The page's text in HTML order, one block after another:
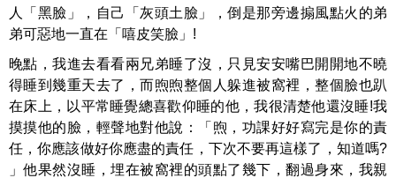
人「黑臉」，自己「灰頭土臉」，倒是那旁邊搧風點火的弟
弟可惡地一直在「嘻皮笑臉」!
晚點，我進去看看兩兄弟睡了沒，只見安安嘴巴開開地不曉
得睡到幾重天去了，而煦煦整個人躲進被窩裡，整個臉也趴
在床上，以平常睡覺總喜歡仰睡的他，我很清楚他還沒睡!我
摸摸他的臉，輕聲地對他說：「煦，功課好好寫完是你的責
任，你應該做好你應盡的責任，下次不要再這樣了，知道嗎?
」他果然沒睡，埋在被窩裡的頭點了幾下，翻過身來，我親